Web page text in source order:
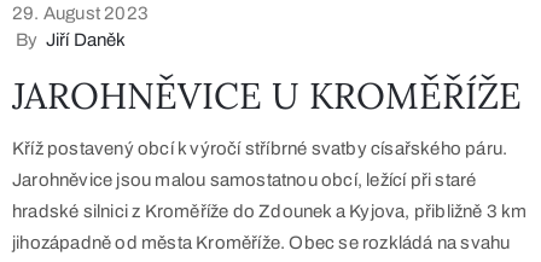
29. August 2023
By Jiří Daněk
JAROHNĚVICE U KROMĚŘÍŽE
Kříž postavený obcí k výročí stříbrné svatby císařského páru.
Jarohněvice jsou malou samostatnou obcí, ležící při staré
hradské silnici z Kroměříže do Zdounek a Kyjova, přibližně 3 km
jihozápadně od města Kroměříže. Obec se rozkládá na svahu